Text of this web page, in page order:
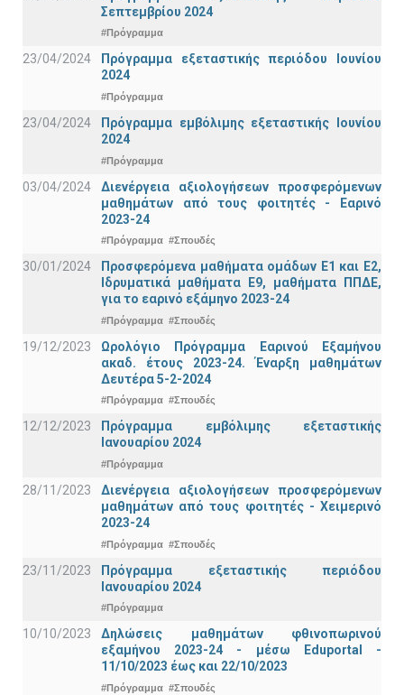
Σεπτεμβρίου 2024
#Πρόγραμμα
23/04/2024
Πρόγραμμα εξεταστικής περιόδου Ιουνίου
2024
#Πρόγραμμα
23/04/2024
Πρόγραμμα εμβόλιμης εξεταστικής Ιουνίου
2024
#Πρόγραμμα
03/04/2024
Διενέργεια αξιολογήσεων προσφερόμενων
μαθημάτων από τους φοιτητές - Εαρινό
2023-24
#Πρόγραμμα #Σπουδές
30/01/2024
Προσφερόμενα μαθήματα ομάδων Ε1 και Ε2,
Ιδρυματικά μαθήματα Ε9, μαθήματα ΠΠΔΕ,
για το εαρινό εξάμηνο 2023-24
#Πρόγραμμα #Σπουδές
19/12/2023
Ωρολόγιο Πρόγραμμα Εαρινού Εξαμήνου
ακαδ. έτους 2023-24. Έναρξη μαθημάτων
Δευτέρα 5-2-2024
#Πρόγραμμα #Σπουδές
12/12/2023
Πρόγραμμα εμβόλιμης εξεταστικής
Ιανουαρίου 2024
#Πρόγραμμα
28/11/2023
Διενέργεια αξιολογήσεων προσφερόμενων
μαθημάτων από τους φοιτητές - Χειμερινό
2023-24
#Πρόγραμμα #Σπουδές
23/11/2023
Πρόγραμμα εξεταστικής περιόδου
Ιανουαρίου 2024
#Πρόγραμμα
10/10/2023
Δηλώσεις μαθημάτων φθινοπωρινού
εξαμήνου 2023-24 - μέσω Εduportal -
11/10/2023 έως και 22/10/2023
#Πρόγραμμα #Σπουδές